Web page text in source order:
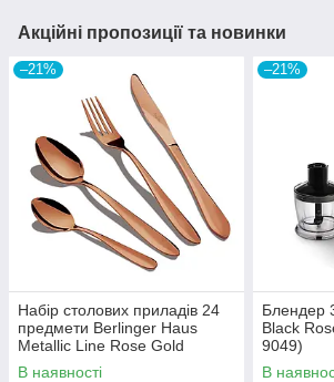
Акційні пропозиції та новинки
–21%
Набір столових приладів 24
предмети Berlinger Haus
Metallic Line Rose Gold
Edition (BH-2623)
В наявності
–21%
Блендер
Black
9049)
В